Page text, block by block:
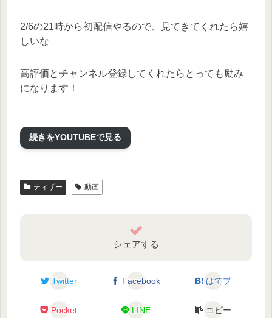
2/6の21時から初配信やるので、見てきてくれたら嬉
しいな
高評価とチャンネル登録してくれたらとっても励み
になります！
☆お母さん：麗葉様（@blumegarden0313）
Twitterにて配信の情報などなど発信してます！
twitter：@amane_hanamiya
続きをYOUTUBEで見る
ティザー 動画
シェアする
Twitter Facebook はてブ
Pocket LINE コピー